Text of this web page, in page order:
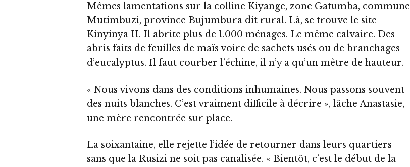
Mêmes lamentations sur la colline Kiyange, zone Gatumba, commune
Mutimbuzi, province Bujumbura dit rural. Là, se trouve le site
Kinyinya II. Il abrite plus de 1.000 ménages. Le même calvaire. Des
abris faits de feuilles de maïs voire de sachets usés ou de branchages
d’eucalyptus. Il faut courber l’échine, il n’y a qu’un mètre de hauteur.
« Nous vivons dans des conditions inhumaines. Nous passons souvent
des nuits blanches. C’est vraiment difficile à décrire », lâche Anastasie,
une mère rencontrée sur place.
La soixantaine, elle rejette l’idée de retourner dans leurs quartiers
sans que la Rusizi ne soit pas canalisée. « Bientôt, c’est le début de la